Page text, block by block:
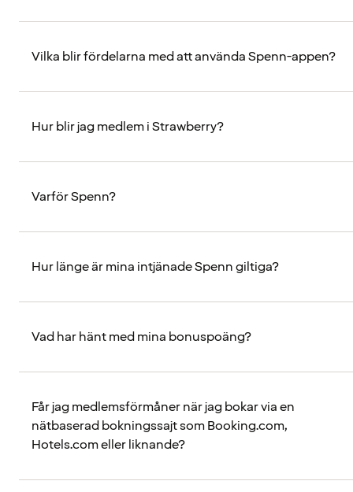
Vilka blir fördelarna med att använda Spenn-appen?
Hur blir jag medlem i Strawberry?
Varför Spenn?
Hur länge är mina intjänade Spenn giltiga?
Vad har hänt med mina bonuspoäng?
Får jag medlemsförmåner när jag bokar via en
nätbaserad bokningssajt som Booking.com,
Hotels.com eller liknande?